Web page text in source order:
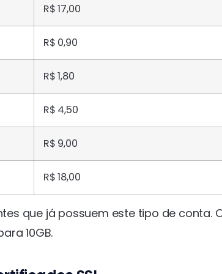
R$ 17,00
R$ 0,90
R$ 1,80
R$ 4,50
R$ 9,00
R$ 18,00
que já possuem este tipo de conta.
10GB.